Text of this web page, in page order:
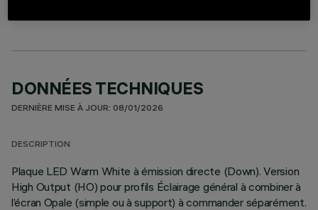
DONNÉES TECHNIQUES
DERNIÈRE MISE À JOUR: 08/01/2026
DESCRIPTION
Plaque LED Warm White à émission directe (Down). Version
High Output (HO) pour profils Éclairage général à combiner à
l’écran Opale (simple ou à support) à commander séparément.